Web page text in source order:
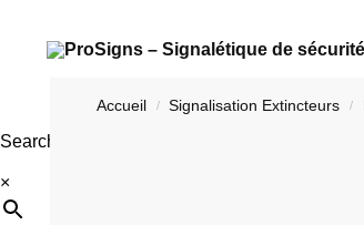
Search
×
Accueil / Signalisation Extincteurs /